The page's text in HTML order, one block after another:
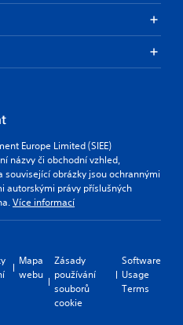
Europe Limited (SIEE)
názvy či obchodní vzhled,
obrázky jsou ochrannými
autorskými právy příslušných
Více informací
Mapa
webu
Zásady
používání
souborů
cookie
Software
Usage
Terms